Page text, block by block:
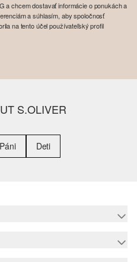
a chcem dostavať informácie o ponukách a
a súhlasím, aby spoločnosť
na tento účel používateľský profil
S.OLIVER
Páni Deti